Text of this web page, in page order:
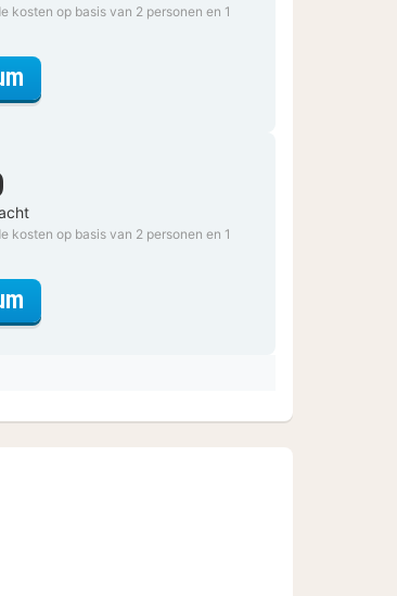
kosten op basis van 2 personen en 1
kosten op basis van 2 personen en 1